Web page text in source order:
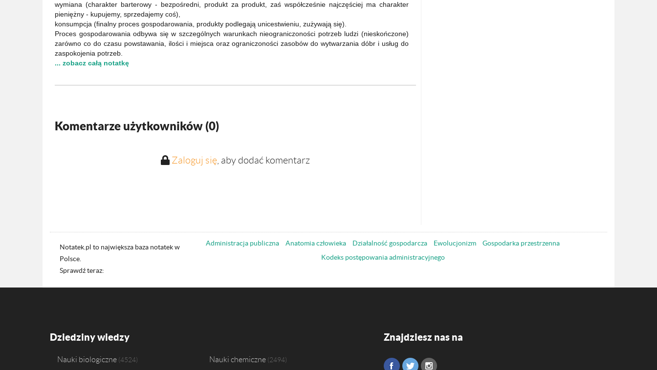
wymiana (charakter barterowy - bezpośredni, produkt za produkt, zaś współcześnie najczęściej ma charakter
pieniężny - kupujemy, sprzedajemy coś),
konsumpcja (finalny proces gospodarowania, produkty podlegają unicestwieniu, zużywają się).
Proces gospodarowania odbywa się w szczególnych warunkach nieograniczoności potrzeb ludzi (nieskończone)
zarówno co do czasu powstawania, ilości i miejsca oraz ograniczoności zasobów do wytwarzania dóbr i usług do
zaspokojenia potrzeb.
... zobacz całą notatkę
Komentarze użytkowników (0)
Zaloguj się, aby dodać komentarz
Notatek.pl to największa baza notatek w
Polsce.
Sprawdź teraz:
Administracja publiczna Anatomia człowieka Działalność gospodarcza Ewolucjonizm
Gospodarka przestrzenna
Kodeks postępowania administracyjnego
Dziedziny wiedzy
Nauki biologiczne 4524 Nauki chemiczne 2494
Znajdziesz nas na